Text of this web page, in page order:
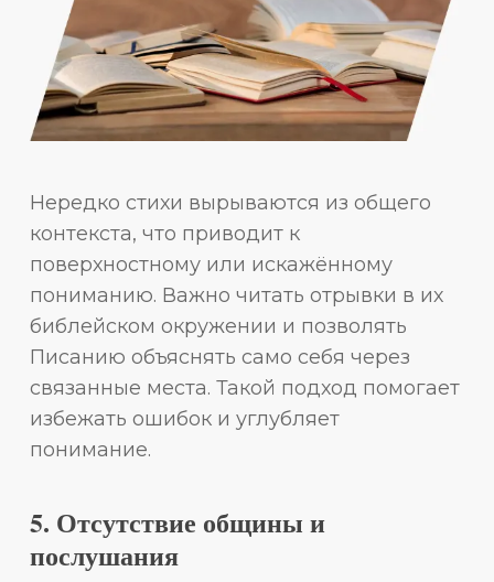
Нередко стихи вырываются из общего
контекста, что приводит к
поверхностному или искажённому
пониманию. Важно читать отрывки в их
библейском окружении и позволять
Писанию объяснять само себя через
связанные места. Такой подход помогает
избежать ошибок и углубляет
понимание.
5. Отсутствие общины и
послушания